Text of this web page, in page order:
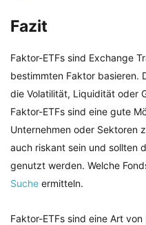
Fazit
Faktor-ETFs sind Exchange
bestimmten Faktor basieren.
die Volatilität, Liquidität oder
Faktor-ETFs sind eine gute
Unternehmen oder Sektoren
auch riskant sein und sollten
genutzt werden. Welche
Suche ermitteln.
Faktor-ETFs sind eine Art